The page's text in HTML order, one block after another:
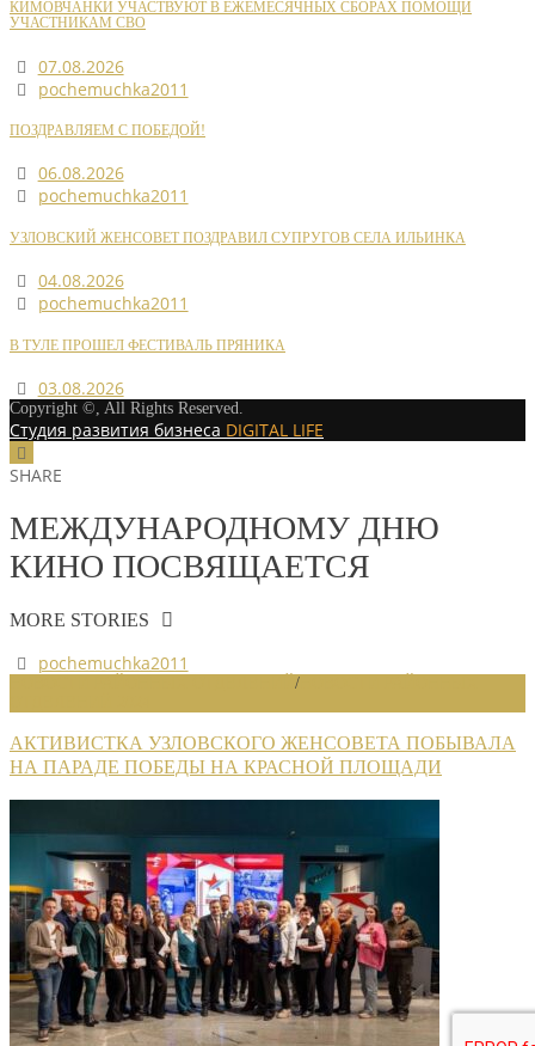
КИМОВЧАНКИ УЧАСТВУЮТ В ЕЖЕМЕСЯЧНЫХ СБОРАХ ПОМОЩИ
УЧАСТНИКАМ СВО
07.08.2026
pochemuchka2011
ПОЗДРАВЛЯЕМ С ПОБЕДОЙ!
06.08.2026
pochemuchka2011
УЗЛОВСКИЙ ЖЕНСОВЕТ ПОЗДРАВИЛ СУПРУГОВ СЕЛА ИЛЬИНКА
04.08.2026
pochemuchka2011
В ТУЛЕ ПРОШЕЛ ФЕСТИВАЛЬ ПРЯНИКА
03.08.2026
Copyright ©, All Rights Reserved.
Студия развития бизнеса DIGITAL LIFE
SHARE
МЕЖДУНАРОДНОМУ ДНЮ
КИНО ПОСВЯЩАЕТСЯ
MORE STORIES
pochemuchka2011
/
АКТИВИСТКА УЗЛОВСКОГО ЖЕНСОВЕТА ПОБЫВАЛА
НА ПАРАДЕ ПОБЕДЫ НА КРАСНОЙ ПЛОЩАДИ